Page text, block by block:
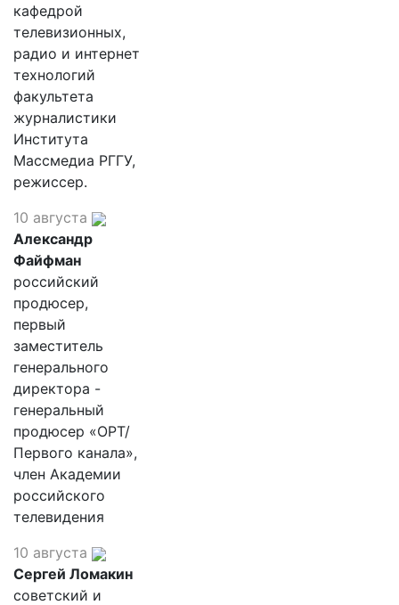
кафедрой
телевизионных,
радио и интернет
технологий
факультета
журналистики
Института
Массмедиа РГГУ,
режиссер.
10 августа
Александр
Файфман
российский
продюсер,
первый
заместитель
генерального
директора -
генеральный
продюсер «ОРТ/
Первого канала»,
член Академии
российского
телевидения
10 августа
Сергей Ломакин
советский и